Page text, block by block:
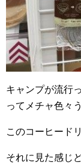
キャンプが流行
ってメチャ色々
このコーヒード
それに見た感じ